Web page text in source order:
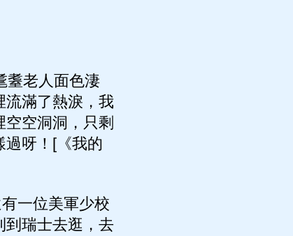
耋老人面色淒
流滿了熱淚，我
空洞洞，只剩
過呀！[《我的
一位美軍少校
到瑞士去逛，去